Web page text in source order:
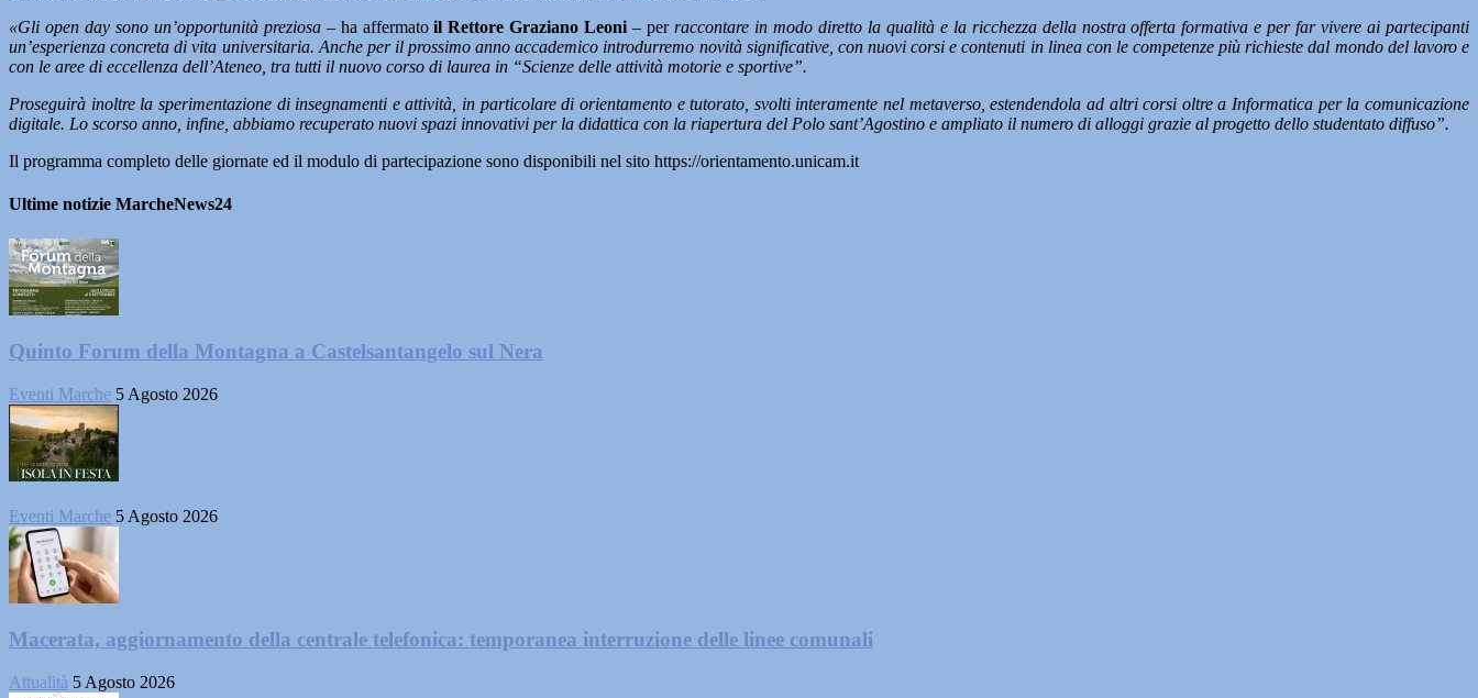
«Gli open day sono un’opportunità preziosa –ha affermatoil Rettore Graziano Leoni – perraccontare in modo diretto la qualità e la ricchezza della nostra offerta formativa e per far vivere ai partecipanti
un’esperienza concreta di vita universitaria. Anche per il prossimo anno accademico introdurremo novità significative, con nuovi corsi e contenuti in linea con le competenze più richieste dal mondo del lavoro e
con le aree di eccellenza dell’Ateneo, tra tutti il nuovo corso di laurea in “Scienze delle attività motorie e sportive”.
Proseguirà inoltre la sperimentazione di insegnamenti e attività, in particolare di orientamento e tutorato, svolti interamente nel metaverso, estendendola ad altri corsi oltre a Informatica per la comunicazione
digitale. Lo scorso anno, infine, abbiamo recuperato nuovi spazi innovativi per la didattica con la riapertura del Polo sant’Agostino e ampliato il numero di alloggi grazie al progetto dello studentato diffuso”.
Il programma completo delle giornate ed il modulo di partecipazione sono disponibili nel sito https://orientamento.unicam.it
Ultime notizie MarcheNews24
Quinto Forum della Montagna a Castelsantangelo sul Nera
Eventi Marche 5 Agosto 2026
Eventi Marche 5 Agosto 2026
Macerata, aggiornamento della centrale telefonica: temporanea interruzione delle linee comunali
Attualità 5 Agosto 2026